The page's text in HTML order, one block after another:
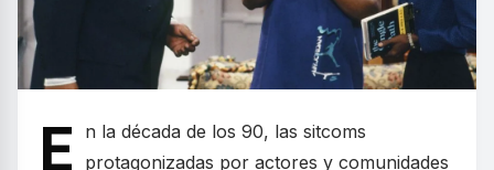
E
n la década de los 90, las sitcoms
protagonizadas por actores y comunidades